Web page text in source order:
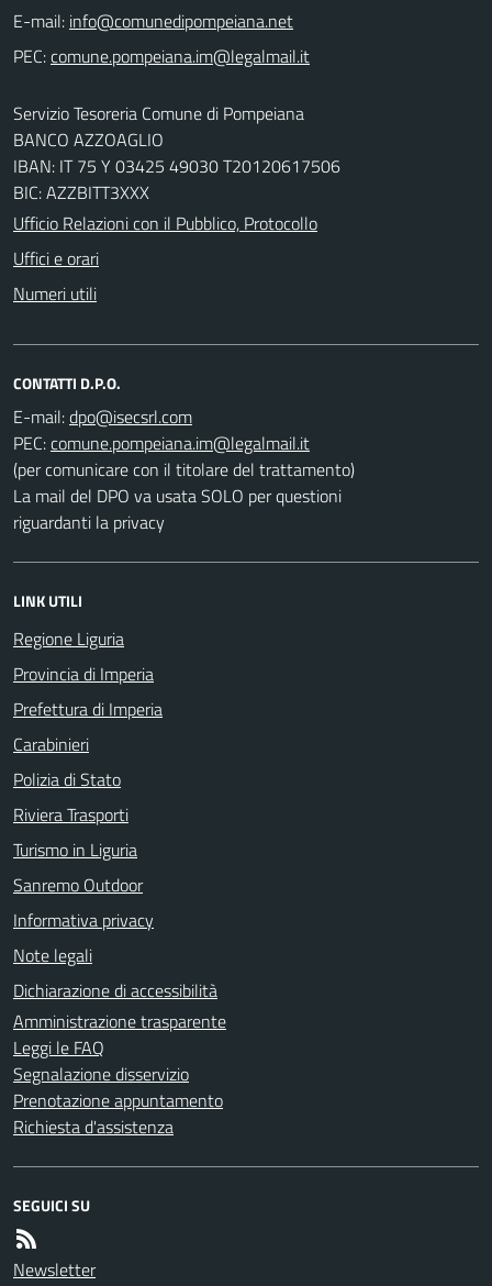
E-mail:
PEC:
Servizio Tesoreria Comune di Pompeiana
BANCO AZZOAGLIO
IBAN: IT 75 Y 03425 49030 T20120617506
BIC: AZZBITT3XXX
Ufficio Relazioni con il Pubblico, Protocollo
Uffici e orari
Numeri utili
CONTATTI D.P.O.
E-mail:
PEC:
(per comunicare con il titolare del trattamento)
La mail del DPO va usata SOLO per questioni
riguardanti la privacy
LINK UTILI
Regione Liguria
Provincia di Imperia
Prefettura di Imperia
Carabinieri
Polizia di Stato
Riviera Trasporti
Turismo in Liguria
Sanremo Outdoor
Informativa privacy
Note legali
Dichiarazione di accessibilità
Amministrazione trasparente
Leggi le FAQ
Segnalazione disservizio
Prenotazione appuntamento
Richiesta d'assistenza
SEGUICI SU
Newsletter